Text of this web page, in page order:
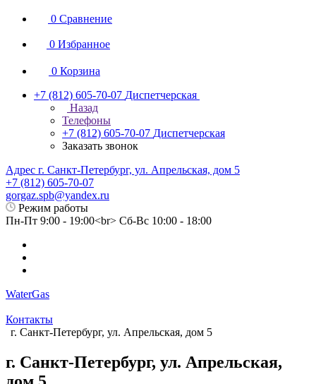
0 Сравнение
0 Избранное
0 Корзина
+7 (812) 605-70-07 Диспетчерская
Назад
Телефоны
+7 (812) 605-70-07 Диспетчерская
Заказать звонок
Адрес г. Санкт-Петербург, ул. Апрельская, дом 5
+7 (812) 605-70-07
gorgaz.spb@yandex.ru
Режим работы
Пн-Пт 9:00 - 19:00<br> Сб-Вс 10:00 - 18:00
WaterGas
Контакты
г. Санкт-Петербург, ул. Апрельская, дом 5
г. Санкт-Петербург, ул. Апрельская,